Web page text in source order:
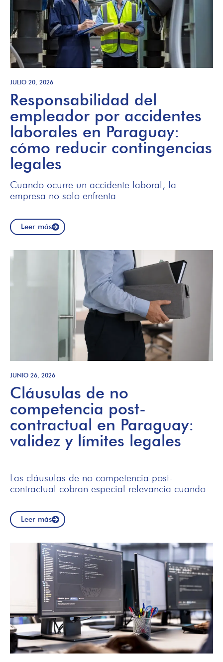
JULIO 20, 2026
Responsabilidad del
empleador por accidentes
laborales en Paraguay:
cómo reducir contingencias
legales
Cuando ocurre un accidente laboral, la
empresa no solo enfrenta
Leer más
JUNIO 26, 2026
Cláusulas de no
competencia post-
contractual en Paraguay:
validez y límites legales
Las cláusulas de no competencia post-
contractual cobran especial relevancia cuando
Leer más